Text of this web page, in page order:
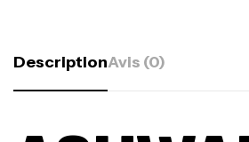
DescriptionAvis (0)